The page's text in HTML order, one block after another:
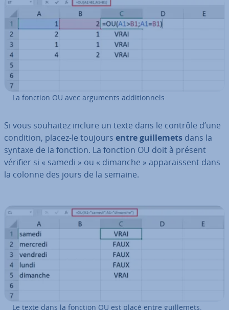
La fonction OU avec arguments ad­di­tion­nels
Si vous souhaitez inclure un texte dans le contrôle d’une
condition, placez-le toujours entre guil­le­mets dans la
syntaxe de la fonction. La fonction OU doit à présent
vérifier si « samedi » ou « dimanche » ap­pa­rais­sent dans
la colonne des jours de la semaine.
Le texte dans la fonction OU est placé entre guil­le­mets.